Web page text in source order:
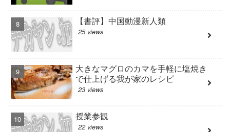
【書評】中国動漫新人類
25 views
大きなマグロのカマを手軽に塩焼き
で仕上げる我が家のレシピ
23 views
授業参観
22 views